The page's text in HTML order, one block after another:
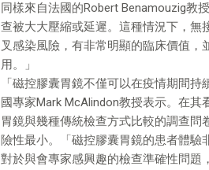
同樣來自法國的Robert Benamouzig教
查被大大壓縮或延遲。這種情況下，無
叉感染風險，有非常明顯的臨床價值
用。」
「磁控膠囊胃鏡不僅可以在疫情期間
國專家Mark McAlindon教授表示。在
胃鏡與幾種傳統檢查方式比較的調查
險性最小。「磁控膠囊胃鏡的患者體驗
對於與會專家感興趣的檢查準確性問題